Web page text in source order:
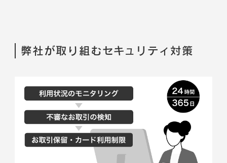
弊社が取り組むセキュリティ対策